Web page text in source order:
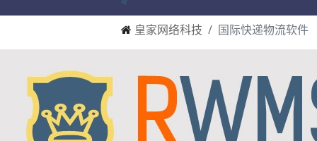
皇家网络科技 国际快递物流软件